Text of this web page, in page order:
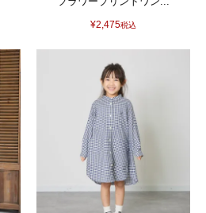
¥2,475税込